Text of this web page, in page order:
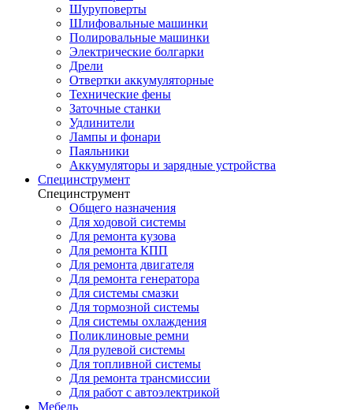
Шуруповерты
Шлифовальные машинки
Полировальные машинки
Электрические болгарки
Дрели
Отвертки аккумуляторные
Технические фены
Заточные станки
Удлинители
Лампы и фонари
Паяльники
Аккумуляторы и зарядные устройства
Специнструмент
Специнструмент
Общего назначения
Для ходовой системы
Для ремонта кузова
Для ремонта КПП
Для ремонта двигателя
Для ремонта генератора
Для системы смазки
Для тормозной системы
Для системы охлаждения
Поликлиновые ремни
Для рулевой системы
Для топливной системы
Для ремонта трансмиссии
Для работ с автоэлектрикой
Мебель